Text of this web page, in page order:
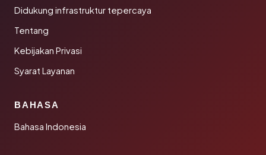
Didukung infrastruktur tepercaya
Tentang
Kebijakan Privasi
Syarat Layanan
BAHASA
Bahasa Indonesia